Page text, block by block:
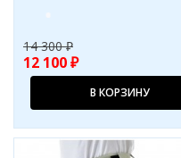
14 300 ₽
12 100 ₽
В КОРЗИНУ